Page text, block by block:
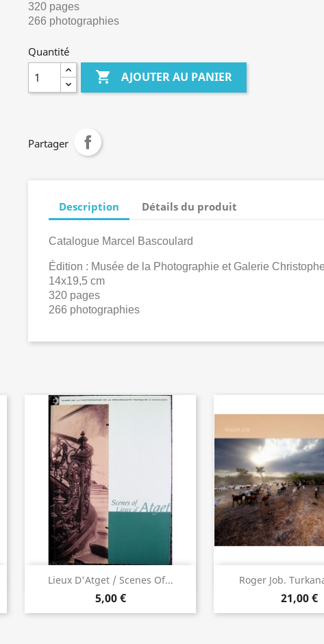
320 pages
266 photographies
Quantité
 AJOUTER AU PANIER
Partager
Description Détails du produit
Catalogue Marcel Bascoulard
Édition : Musée de la Photographie et Galerie
14x19,5 cm
320 pages
266 photographies
Lieux D'Atget / Scenes Of...
5,00 €
Aperçu rapide Roger Job.
21,00 €
Aperçu